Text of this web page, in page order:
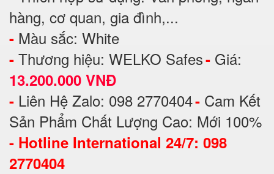
hàng, cơ quan, gia đình,...
- Màu sắc: White
- Thương hiệu: WELKO Safes- Giá:
13.200.000 VNĐ
- Liên Hệ Zalo: 098 2770404- Cam Kết
Sản Phẩm Chất Lượng Cao: Mới 100%
- Hotline International 24/7: 098
2770404